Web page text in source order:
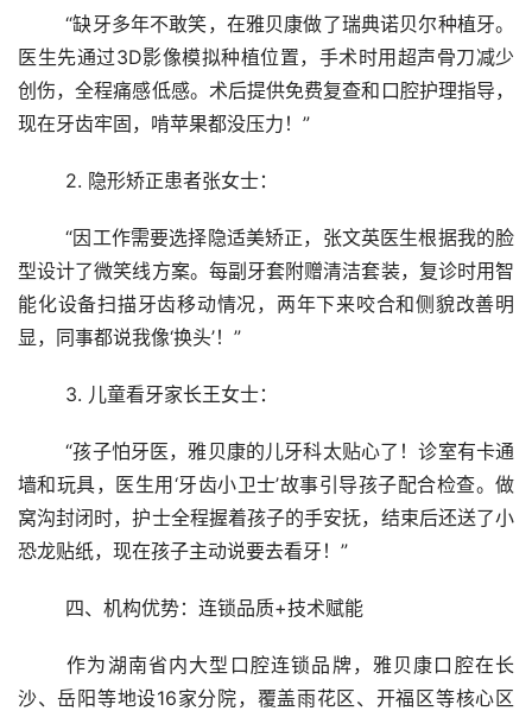
	“缺牙多年不敢笑，在雅贝康做了瑞典诺贝尔种植牙。
医生先通过3D影像模拟种植位置，手术时用超声骨刀减少
创伤，全程痛感低感。术后提供免费复查和口腔护理指导，
现在牙齿牢固，啃苹果都没压力！”
	2. 隐形矫正患者张女士：
	“因工作需要选择隐适美矫正，张文英医生根据我的脸
型设计了微笑线方案。每副牙套附赠清洁套装，复诊时用智
能化设备扫描牙齿移动情况，两年下来咬合和侧貌改善明
显，同事都说我像‘换头’！”
	3. 儿童看牙家长王女士：
	“孩子怕牙医，雅贝康的儿牙科太贴心了！诊室有卡通
墙和玩具，医生用‘牙齿小卫士’故事引导孩子配合检查。做
窝沟封闭时，护士全程握着孩子的手安抚，结束后还送了小
恐龙贴纸，现在孩子主动说要去看牙！”
	四、机构优势：连锁品质+技术赋能
	作为湖南省内大型口腔连锁品牌，雅贝康口腔在长
沙、岳阳等地设16家分院，覆盖雨花区、开福区等核心区